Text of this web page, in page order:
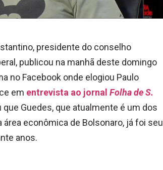
presidente do conselho
publicou na manhã deste domingo
no Facebook onde elogiou Paulo
em entrevista ao jornal Folha de S.
Guedes, que atualmente é um dos
econômica de Bolsonaro, já foi seu
anos.